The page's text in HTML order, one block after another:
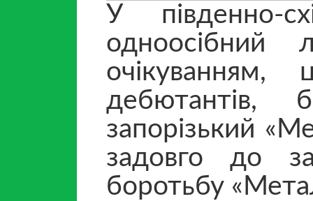
У південно-
одноосібний
дебютантів,
запорізький
задовго до
боротьбу